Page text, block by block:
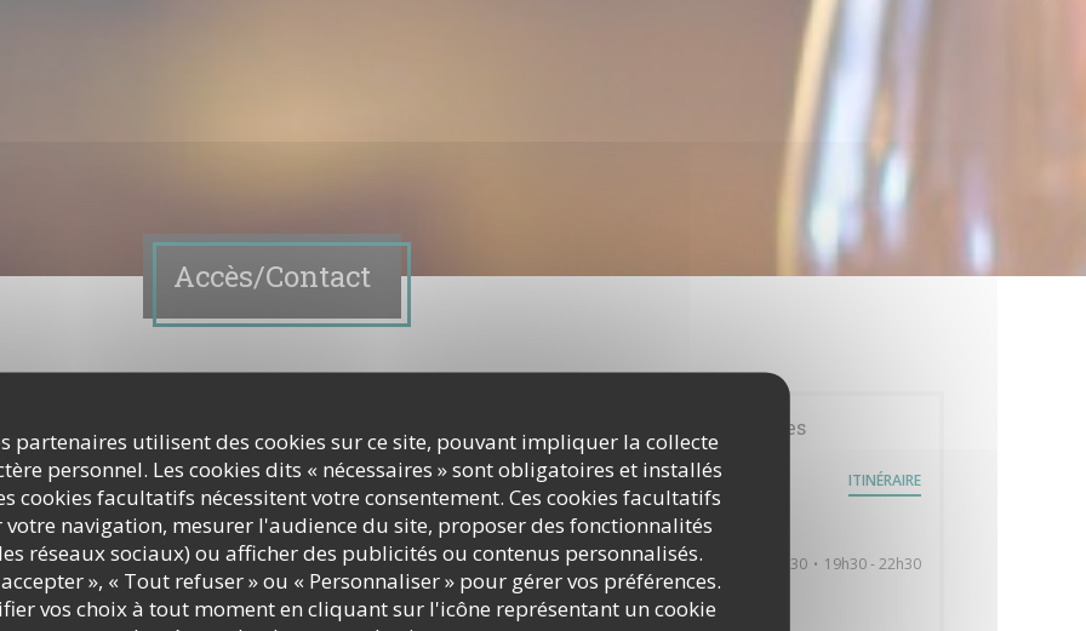
partenaires utilisent des cookies sur ce site, pouvant impliquer la collecte
personnel. Les cookies dits « nécessaires » sont obligatoires et installés
cookies facultatifs nécessitent votre consentement. Ces cookies facultatifs
votre navigation, mesurer l'audience du site, proposer des fonctionnalités
réseaux sociaux) ou afficher des publicités ou contenus personnalisés.
», « Tout refuser » ou « Personnaliser » pour gérer vos préférences.
vos choix à tout moment en cliquant sur l'icône représentant un cookie
Accès/Contact
ci-dessous !
Infos pratiques
87 Rue Rouget de l'Isle
93160 Noisy-le-Grand((ouvre une nouvelle fenêtre))
ITINÉRAIRE
Horaires
Lun-Dim 12h00 - 14h30 • 19h30 - 22h30
Cuisine